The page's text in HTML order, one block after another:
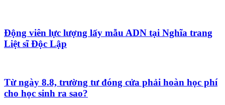
Động viên lực lượng lấy mẫu ADN tại Nghĩa trang
Liệt sĩ Độc Lập
Từ ngày 8.8, trường tư đóng cửa phải hoàn học phí
cho học sinh ra sao?